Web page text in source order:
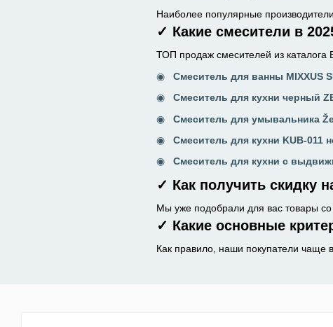
Наиболее популярные
✓ Какие смесители в
ТОП продаж смесителей из каталога
Смеситель для ванны MIXXUS
Смеситель для кухни черный
Смеситель для умывальника
Смеситель для кухни KUB-011
Смеситель для кухни с
✓ Как получить скидку
Мы уже подобрали для вас товары
✓ Какие основные
Как правило, наши покупатели чаще